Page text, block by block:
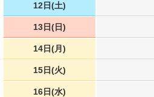
12日(土)
13日(日)
14日(月)
15日(火)
16日(水)